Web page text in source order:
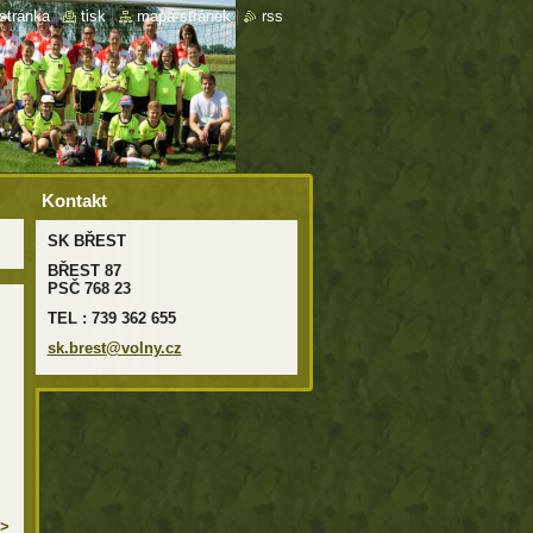
Kontakt
SK BŘEST
BŘEST 87
PSČ 768 23
TEL : 739 362 655
sk.brest@volny.cz
| tisk | mapa stránek | rss